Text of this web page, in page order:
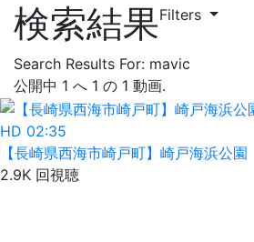
検索結果Filters
Search Results For: mavic
公開中 1 へ 1 の 1 動画.
HD 02:35
【長崎県西海市崎戸町】崎戸海浜公園
2.9K 回視聴